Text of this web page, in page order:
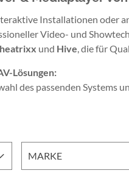
Installationen oder
Video- und
und Hive, die für
Lösungen:
des passenden Systems
MARKE